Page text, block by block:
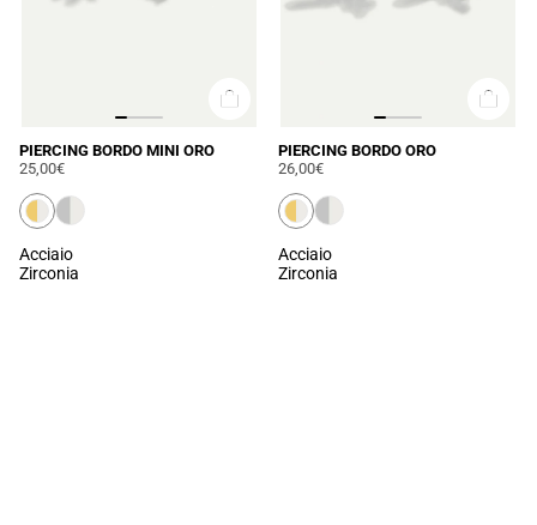
PIERCING BORDO MINI ORO
25,00€
Acciaio
Zirconia
PIERCING BORDO ORO
26,00€
Acciaio
Zirconia